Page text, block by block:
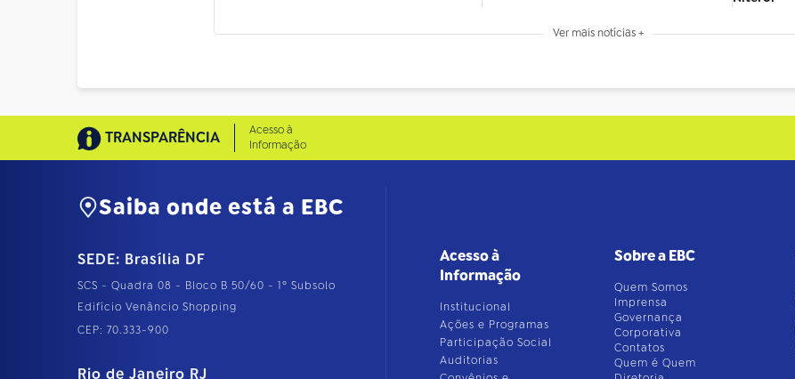
Ver mais notícias +
TRANSPARÊNCIA
Acesso à
Informação
Saiba onde está a EBC
SEDE: Brasília DF
SCS - Quadra 08 - Bloco B 50/60 - 1º Subsolo
Edifício Venâncio Shopping
CEP: 70.333-900
Rio de Janeiro RJ
Acesso à
Informação
Institucional
Ações e Programas
Participação Social
Auditorias
Sobre a EBC
Quem Somos
Imprensa
Governança
Corporativa
Contatos
Quem é Quem